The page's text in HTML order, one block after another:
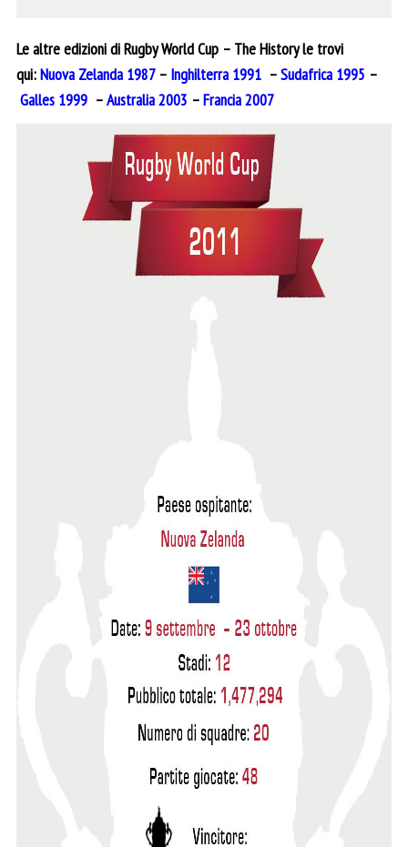
Le altre edizioni di Rugby World Cup – The History le trovi
qui:Nuova Zelanda 1987– Inghilterra 1991 –Sudafrica 1995 –
Galles 1999 –Australia 2003 –Francia 2007